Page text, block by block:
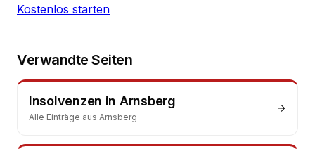
Kostenlos starten
Verwandte Seiten
Insolvenzen in Arnsberg
Alle Einträge aus Arnsberg